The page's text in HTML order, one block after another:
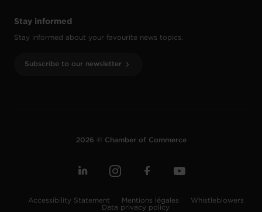
Stay informed
Stay informed about your favourite news topics.
Subscribe to our newsletter
2026 © Chamber of Commerce
Accessibility Statement Mentions légales
Whistleblowers
Data privacy policy